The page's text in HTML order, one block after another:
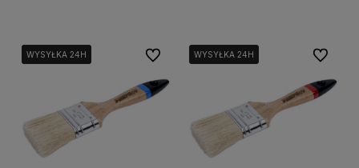
WYSYŁKA 24H
WYSYŁKA 24H
WYSYŁKA 24H Do ulubionychWYSYŁKA 24H
WYSYŁKA 24H Do